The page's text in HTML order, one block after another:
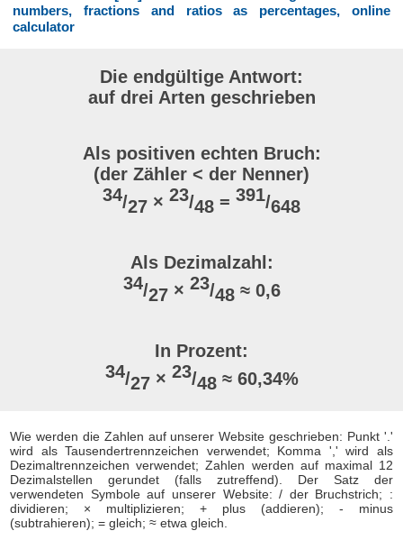
numbers, fractions and ratios as percentages, online
calculator
Die endgültige Antwort:
auf drei Arten geschrieben
Als positiven echten Bruch:
(der Zähler < der Nenner)
34/27 × 23/48 = 391/648
Als Dezimalzahl:
34/27× 23/48≈ 0,6
In Prozent:
34/27× 23/48≈ 60,34%
Wie werden die Zahlen auf unserer Website geschrieben: Punkt '.'
wird als Tausendertrennzeichen verwendet; Komma ',' wird als
Dezimaltrennzeichen verwendet; Zahlen werden auf maximal 12
Dezimalstellen gerundet (falls zutreffend). Der Satz der
verwendeten Symbole auf unserer Website: / der Bruchstrich; :
dividieren; × multiplizieren; + plus (addieren); - minus
(subtrahieren); = gleich; ≈ etwa gleich.